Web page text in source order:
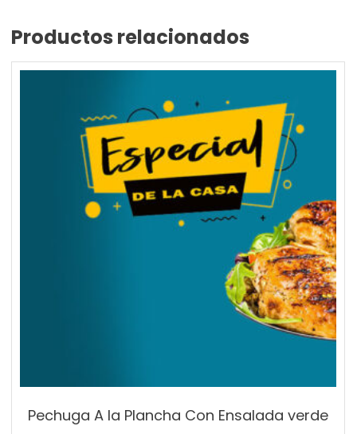
Productos relacionados
Pechuga A la Plancha Con Ensalada verde